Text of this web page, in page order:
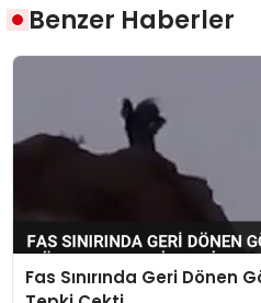
Benzer Haberler
Fas Sınırında Geri Dönen